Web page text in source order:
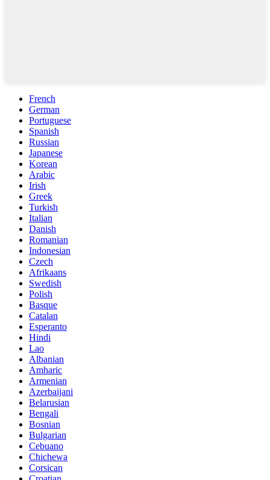
French
German
Portuguese
Spanish
Russian
Japanese
Korean
Arabic
Irish
Greek
Turkish
Italian
Danish
Romanian
Indonesian
Czech
Afrikaans
Swedish
Polish
Basque
Catalan
Esperanto
Hindi
Lao
Albanian
Amharic
Armenian
Azerbaijani
Belarusian
Bengali
Bosnian
Bulgarian
Cebuano
Chichewa
Corsican